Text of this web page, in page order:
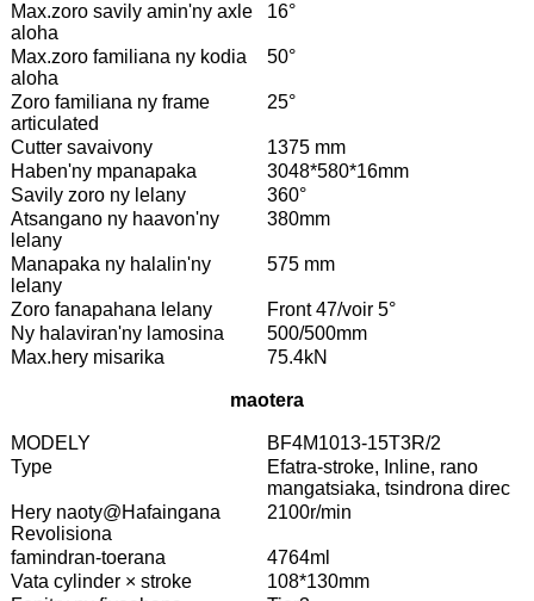
Max.zoro savily amin'ny axle
aloha
16°
Max.zoro familiana ny kodia
aloha
50°
Zoro familiana ny frame
articulated
25°
Cutter savaivony
1375 mm
Haben'ny mpanapaka
3048*580*16mm
Savily zoro ny lelany
360°
Atsangano ny haavon'ny
lelany
380mm
Manapaka ny halalin'ny
lelany
575 mm
Zoro fanapahana lelany
Front 47/voir 5°
Ny halaviran'ny lamosina
500/500mm
Max.hery misarika
75.4kN
maotera
MODELY
BF4M1013-15T3R/2
Type
Efatra-stroke, Inline, rano
mangatsiaka, tsindrona direc
Hery naoty@Hafaingana
Revolisiona
2100r/min
famindran-toerana
4764ml
Vata cylinder × stroke
108*130mm